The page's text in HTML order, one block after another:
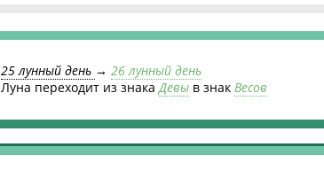
25 лунный день → 26 лунный день
Луна переходит из знакаДевы в знак Весов